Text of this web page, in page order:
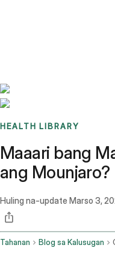
HEALTH LIBRARY
Maaari bang
ang Mounjaro?
Huling na-update Marso 3,
Tahanan Blog sa Kalusugan